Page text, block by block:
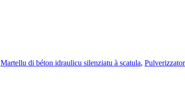
Martellu di béton idraulicu silenziatu à scatula,